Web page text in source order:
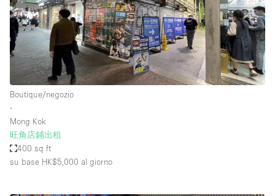
Boutique/negozio
∙
Mong Kok
旺角店鋪出租
400 sq ft
su base HK$5,000 al giorno